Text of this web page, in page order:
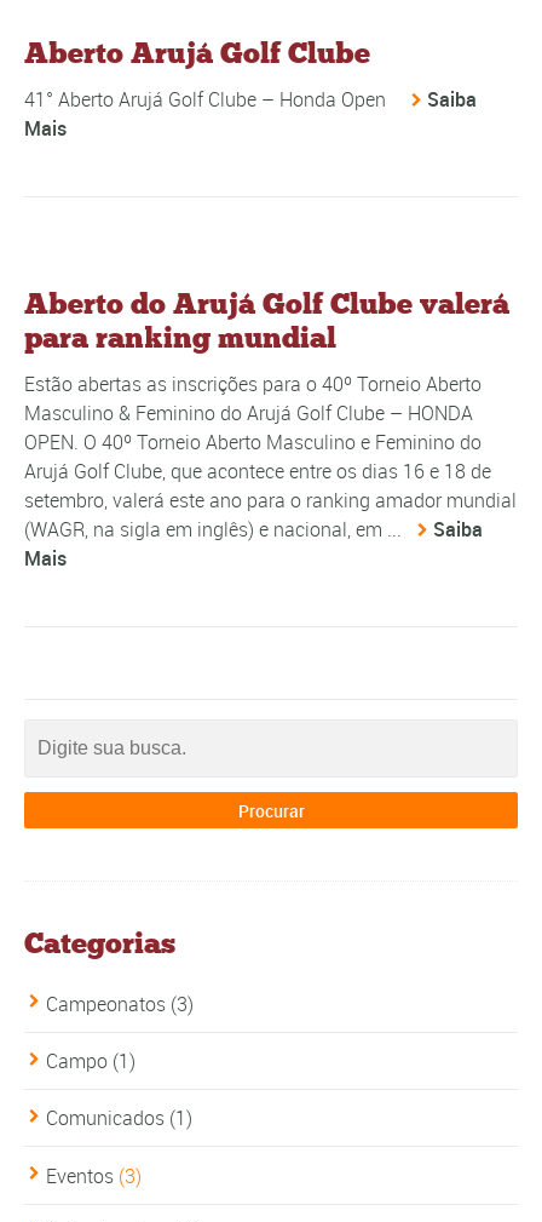
Aberto Arujá Golf Clube
41° Aberto Arujá Golf Clube – Honda Open
Saiba
Mais
Aberto do Arujá Golf Clube valerá
para ranking mundial
Estão abertas as inscrições para o 40º Torneio Aberto
Masculino & Feminino do Arujá Golf Clube – HONDA
OPEN. O 40º Torneio Aberto Masculino e Feminino do
Arujá Golf Clube, que acontece entre os dias 16 e 18 de
setembro, valerá este ano para o ranking amador mundial
(WAGR, na sigla em inglês) e nacional, em ...
Saiba
Mais
Categorias
Campeonatos (3)
Campo (1)
Comunicados (1)
Eventos (3)